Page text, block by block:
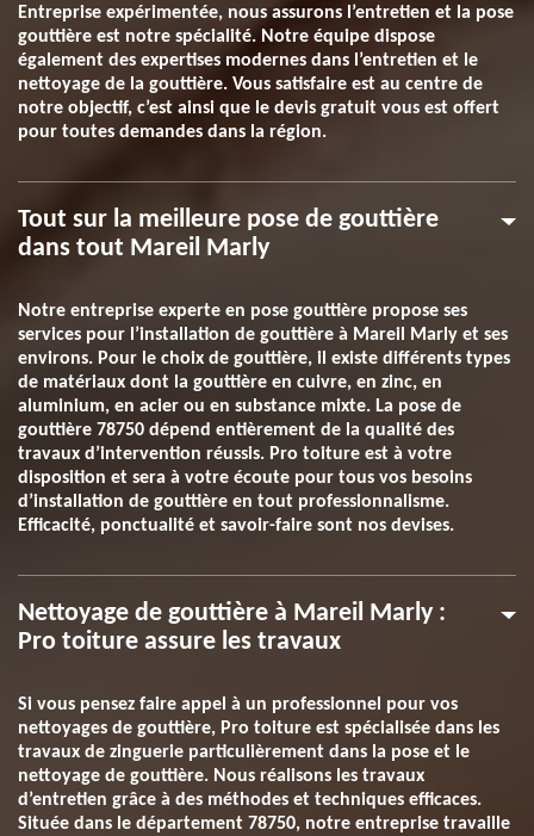
Entreprise expérimentée, nous assurons l’entretien et la pose
gouttière est notre spécialité. Notre équipe dispose
également des expertises modernes dans l’entretien et le
nettoyage de la gouttière. Vous satisfaire est au centre de
notre objectif, c’est ainsi que le devis gratuit vous est offert
pour toutes demandes dans la région.
Tout sur la meilleure pose de gouttière
dans tout Mareil Marly
Notre entreprise experte en pose gouttière propose ses
services pour l’installation de gouttière à Mareil Marly et ses
environs. Pour le choix de gouttière, il existe différents types
de matériaux dont la gouttière en cuivre, en zinc, en
aluminium, en acier ou en substance mixte. La pose de
gouttière 78750 dépend entièrement de la qualité des
travaux d’intervention réussis. Pro toiture est à votre
disposition et sera à votre écoute pour tous vos besoins
d’installation de gouttière en tout professionnalisme.
Efficacité, ponctualité et savoir-faire sont nos devises.
Nettoyage de gouttière à Mareil Marly :
Pro toiture assure les travaux
Si vous pensez faire appel à un professionnel pour vos
nettoyages de gouttière, Pro toiture est spécialisée dans les
travaux de zinguerie particulièrement dans la pose et le
nettoyage de gouttière. Nous réalisons les travaux
d’entretien grâce à des méthodes et techniques efficaces.
Située dans le département 78750, notre entreprise travaille